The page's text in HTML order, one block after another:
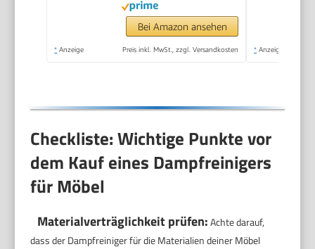
Reinigung & 100%
Natürlich,Steam
Cleaner für Boden,
Bei Amazon ansehen
* Anzeige Preis inkl. MwSt., zzgl. Versandkosten * Anzeige
Checkliste: Wichtige Punkte vor
dem Kauf eines Dampfreinigers
für Möbel
Materialverträglichkeit prüfen:Achte darauf,
dass der Dampfreiniger für die Materialien deiner Möbel